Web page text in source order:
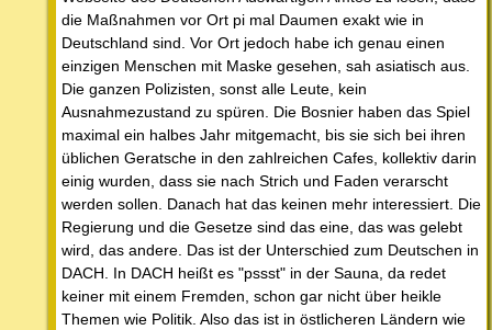
die Maßnahmen vor Ort pi mal Daumen exakt wie in
Deutschland sind. Vor Ort jedoch habe ich genau einen
einzigen Menschen mit Maske gesehen, sah asiatisch aus.
Die ganzen Polizisten, sonst alle Leute, kein
Ausnahmezustand zu spüren. Die Bosnier haben das Spiel
maximal ein halbes Jahr mitgemacht, bis sie sich bei ihren
üblichen Geratsche in den zahlreichen Cafes, kollektiv darin
einig wurden, dass sie nach Strich und Faden verarscht
werden sollen. Danach hat das keinen mehr interessiert. Die
Regierung und die Gesetze sind das eine, das was gelebt
wird, das andere. Das ist der Unterschied zum Deutschen in
DACH. In DACH heißt es "pssst" in der Sauna, da redet
keiner mit einem Fremden, schon gar nicht über heikle
Themen wie Politik. Also das ist in östlicheren Ländern wie